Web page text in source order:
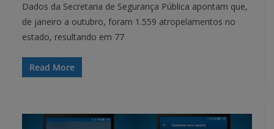
Dados da Secretaria de Segurança Pública apontam que,
de janeiro a outubro, foram 1.559 atropelamentos no
estado, resultando em 77
Read More